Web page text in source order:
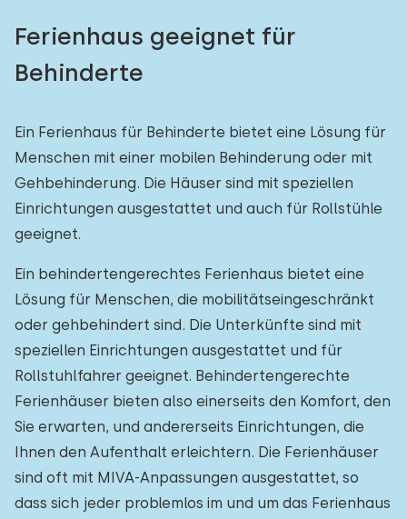
Ferienhaus geeignet für
Behinderte
Ein Ferienhaus für Behinderte bietet eine Lösung für
Menschen mit einer mobilen Behinderung oder mit
Gehbehinderung. Die Häuser sind mit speziellen
Einrichtungen ausgestattet und auch für Rollstühle
geeignet.
Ein behindertengerechtes Ferienhaus bietet eine
Lösung für Menschen, die mobilitätseingeschränkt
oder gehbehindert sind. Die Unterkünfte sind mit
speziellen Einrichtungen ausgestattet und für
Rollstuhlfahrer geeignet. Behindertengerechte
Ferienhäuser bieten also einerseits den Komfort, den
Sie erwarten, und andererseits Einrichtungen, die
Ihnen den Aufenthalt erleichtern. Die Ferienhäuser
sind oft mit MIVA-Anpassungen ausgestattet, so
dass sich jeder problemlos im und um das Ferienhaus